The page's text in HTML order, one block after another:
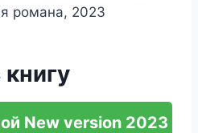
романа, 2023
New version 2023